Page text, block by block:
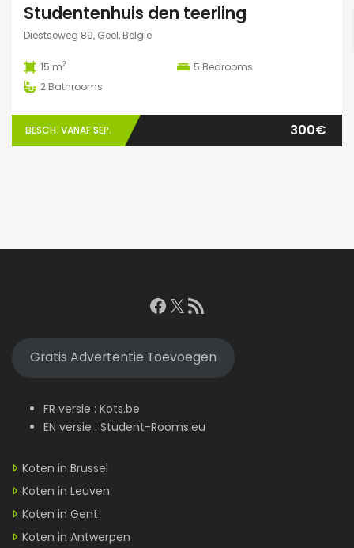
Studentenhuis den teerling
Diestseweg 89, Geel, België
15 m2 5 Bedrooms
2 Bathrooms
BESCH. VANAF SEP. 300€
Facebook
X RSS feed
Gratis Advertentie Toevoegen
FR versie : Kots.be
EN versie : Student-Rooms.eu
Koten in Brussel
Koten in Leuven
Koten in Gent
Koten in Antwerpen